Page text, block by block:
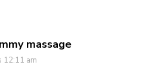
massage
12:11 am